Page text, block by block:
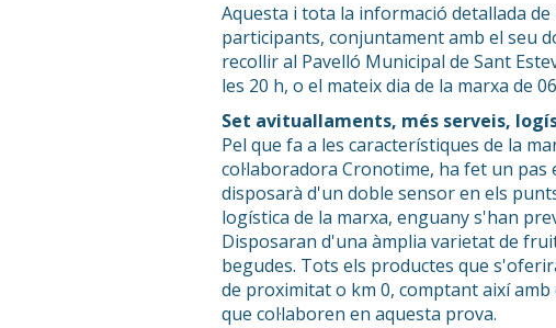
Aquesta i tota la informació detallada
participants, conjuntament amb el seu
recollir al Pavelló Municipal de Sant
les 20 h, o el mateix dia de la marxa de
Set avituallaments, més serveis,
Pel que fa a les característiques de la
col·laboradora Cronotime, ha fet un
disposarà d'un doble sensor en els
logística de la marxa, enguany s'han
Disposaran d'una àmplia varietat de
begudes. Tots els productes que
de proximitat o km 0, comptant així
que col·laboren en aquesta prova.